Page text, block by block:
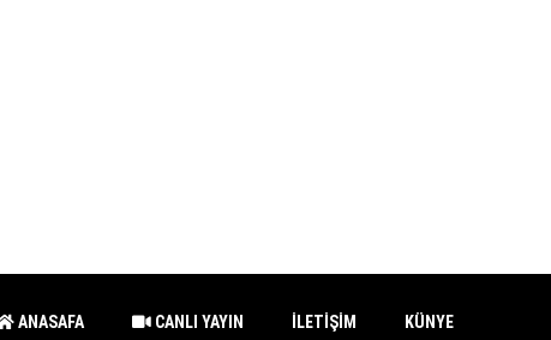
ANASAFA CANLI YAYIN İLETİŞİM KÜNYE